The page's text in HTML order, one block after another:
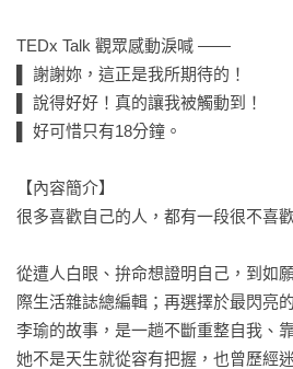
TEDx Talk 觀眾感動淚喊 ——
▌ 謝謝妳，這正是我所期待的！
▌ 說得好好！真的讓我被觸動到！
▌ 好可惜只有18分鐘。
【內容簡介】
很多喜歡自己的人，都有一段很不喜
從遭人白眼、拚命想證明自己，到如
際生活雜誌總編輯；再選擇於最閃亮
李瑜的故事，是一趟不斷重整自我、
她不是天生就從容有把握，也曾歷經